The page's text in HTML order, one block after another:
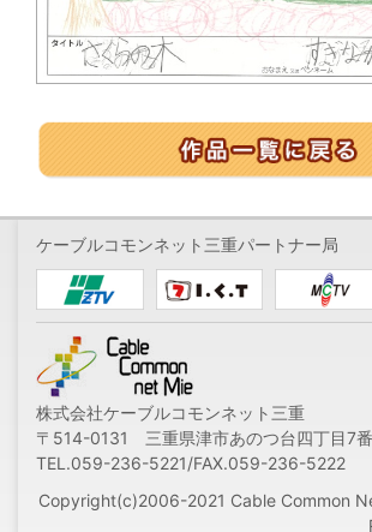
ケーブルコモンネット三重パートナー局
株式会社ケーブルコモンネット三重
〒514-0131 三重県津市あのつ台四丁目7
TEL.059-236-5221/FAX.059-236-5222
Copyright(c)2006-2021 Cable Common